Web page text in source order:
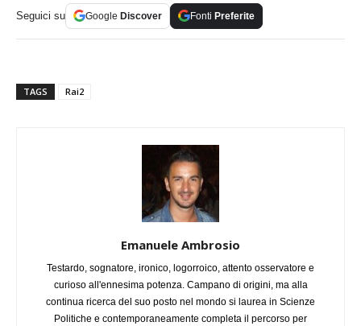
Seguici su Google Discover Fonti Preferite
TAGS Rai2
Emanuele Ambrosio
Testardo, sognatore, ironico, logorroico, attento osservatore e
curioso all'ennesima potenza. Campano di origini, ma alla
continua ricerca del suo posto nel mondo si laurea in Scienze
Politiche e contemporaneamente completa il percorso per